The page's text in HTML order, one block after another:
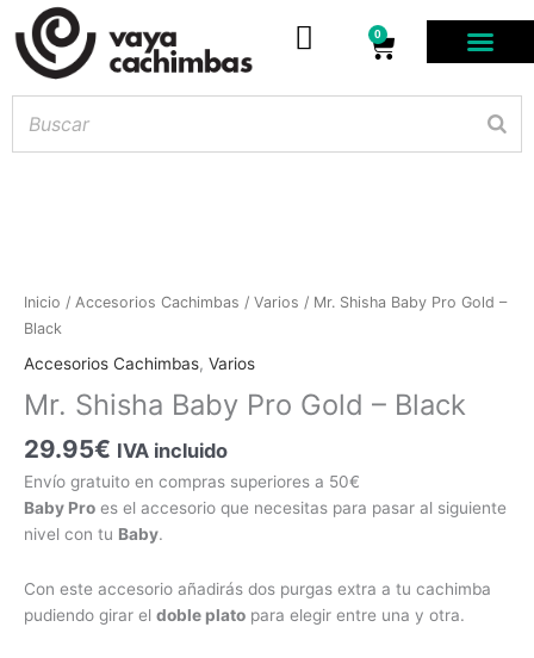
0
Carrito
Inicio / Accesorios Cachimbas / Varios / Mr. Shisha Baby Pro Gold –
Black
Accesorios Cachimbas, Varios
Mr. Shisha Baby Pro Gold – Black
29.95€ IVA incluido
Envío gratuito en compras superiores a 50€
Baby Pro es el accesorio que necesitas para pasar al siguiente
nivel con tu Baby.
Con este accesorio añadirás dos purgas extra a tu cachimba
pudiendo girar el doble plato para elegir entre una y otra.
Mr.
Shisha
Baby
Gold
Black
cantidad